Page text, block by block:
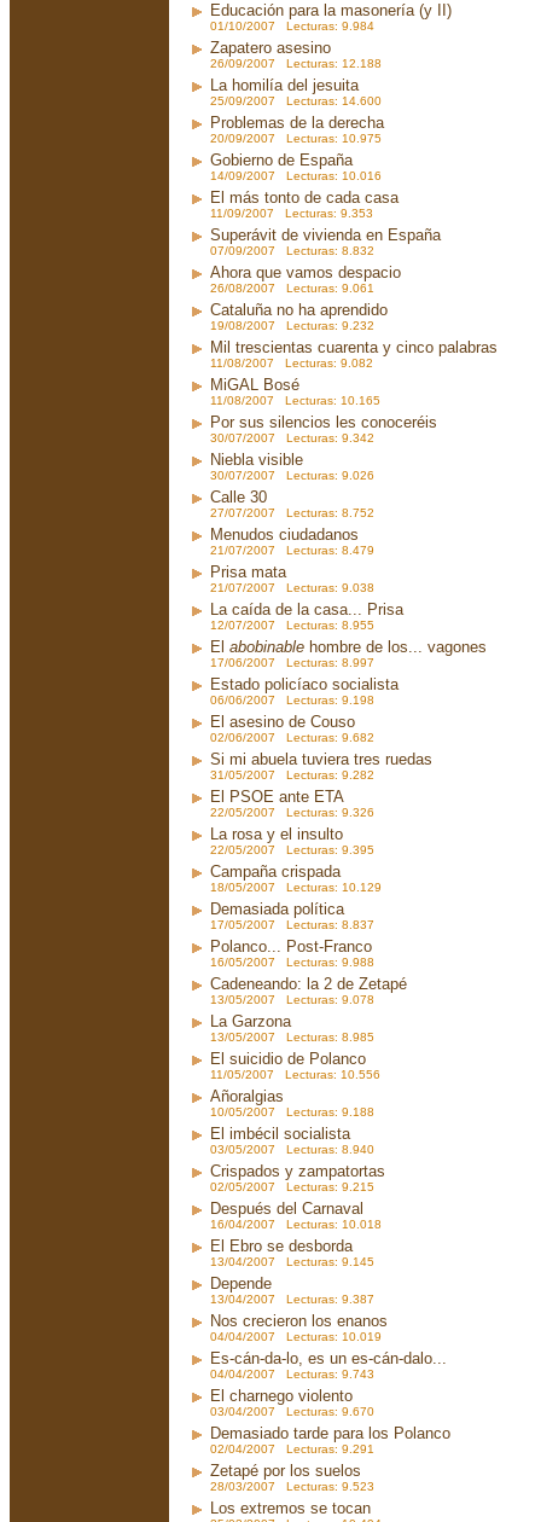
Educación para la masonería (y II)
01/10/2007 Lecturas: 9.984
Zapatero asesino
26/09/2007 Lecturas: 12.188
La homilía del jesuita
25/09/2007 Lecturas: 14.600
Problemas de la derecha
20/09/2007 Lecturas: 10.975
Gobierno de España
14/09/2007 Lecturas: 10.016
El más tonto de cada casa
11/09/2007 Lecturas: 9.353
Superávit de vivienda en España
07/09/2007 Lecturas: 8.832
Ahora que vamos despacio
26/08/2007 Lecturas: 9.061
Cataluña no ha aprendido
19/08/2007 Lecturas: 9.232
Mil trescientas cuarenta y cinco palabras
11/08/2007 Lecturas: 9.082
MiGAL Bosé
11/08/2007 Lecturas: 10.165
Por sus silencios les conoceréis
30/07/2007 Lecturas: 9.342
Niebla visible
30/07/2007 Lecturas: 9.026
Calle 30
27/07/2007 Lecturas: 8.752
Menudos ciudadanos
21/07/2007 Lecturas: 8.479
Prisa mata
21/07/2007 Lecturas: 9.038
La caída de la casa... Prisa
12/07/2007 Lecturas: 8.955
El abobinable hombre de los... vagones
17/06/2007 Lecturas: 8.997
Estado policíaco socialista
06/06/2007 Lecturas: 9.198
El asesino de Couso
02/06/2007 Lecturas: 9.682
Si mi abuela tuviera tres ruedas
31/05/2007 Lecturas: 9.282
El PSOE ante ETA
22/05/2007 Lecturas: 9.326
La rosa y el insulto
22/05/2007 Lecturas: 9.395
Campaña crispada
18/05/2007 Lecturas: 10.129
Demasiada política
17/05/2007 Lecturas: 8.837
Polanco... Post-Franco
16/05/2007 Lecturas: 9.988
Cadeneando: la 2 de Zetapé
13/05/2007 Lecturas: 9.078
La Garzona
13/05/2007 Lecturas: 8.985
El suicidio de Polanco
11/05/2007 Lecturas: 10.556
Añoralgias
10/05/2007 Lecturas: 9.188
El imbécil socialista
03/05/2007 Lecturas: 8.940
Crispados y zampatortas
02/05/2007 Lecturas: 9.215
Después del Carnaval
16/04/2007 Lecturas: 10.018
El Ebro se desborda
13/04/2007 Lecturas: 9.145
Depende
13/04/2007 Lecturas: 9.387
Nos crecieron los enanos
04/04/2007 Lecturas: 10.019
Es-cán-da-lo, es un es-cán-dalo...
04/04/2007 Lecturas: 9.743
El charnego violento
03/04/2007 Lecturas: 9.670
Demasiado tarde para los Polanco
02/04/2007 Lecturas: 9.291
Zetapé por los suelos
28/03/2007 Lecturas: 9.523
Los extremos se tocan